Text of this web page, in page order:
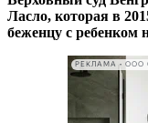
Ласло, которая в
беженцу с ребенком